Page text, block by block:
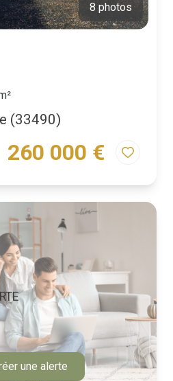
8 photos
(33490)
260 000 €
une alerte